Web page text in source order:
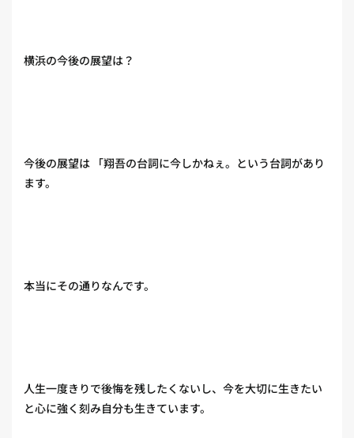
横浜の今後の展望は？
今後の展望は 「翔吾の台詞に今しかねぇ。という台詞があり
ます。
本当にその通りなんです。
人生一度きりで後悔を残したくないし、今を大切に生きたい
と心に強く刻み自分も生きています。